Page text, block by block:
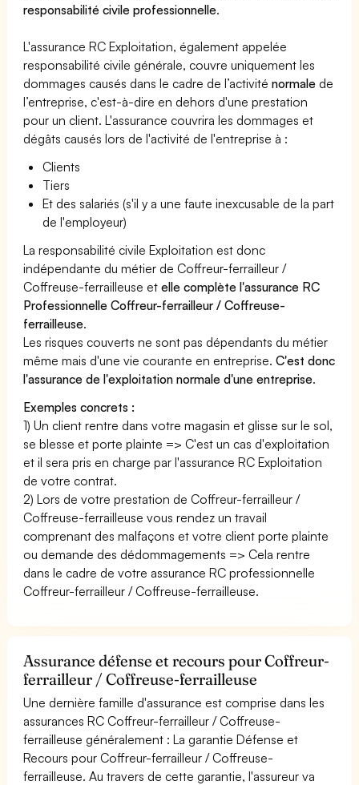
responsabilité civile professionnelle.
L'assurance RC Exploitation, également appelée
responsabilité civile générale, couvre uniquement les
dommages causés dans le cadre de l’activiténormale de
l’entreprise, c'est-à-dire en dehors d'une prestation
pour un client. L'assurance couvrira les dommages et
dégâts causés lors de l'activité de l'entreprise à :
Clients
Tiers
Et des salariés (s'il y a une faute inexcusable de la part
de l'employeur)
La responsabilité civile Exploitation est donc
indépendante du métier de Coffreur-ferrailleur /
Coffreuse-ferrailleuse etelle complète l'assurance RC
Professionnelle Coffreur-ferrailleur / Coffreuse-
ferrailleuse.
Les risques couverts ne sont pas dépendants du métier
même mais d'une vie courante en entreprise.C'est donc
l'assurance de l'exploitation normale d'une entreprise.
Exemples concrets :
1) Un client rentre dans votre magasin et glisse sur le sol,
se blesse et porte plainte => C'est un cas d'exploitation
et il sera pris en charge par l'assurance RC Exploitation
de votre contrat.
2) Lors de votre prestation de Coffreur-ferrailleur /
Coffreuse-ferrailleuse vous rendez un travail
comprenant des malfaçons et votre client porte plainte
ou demande des dédommagements => Cela rentre
dans le cadre de votre assurance RC professionnelle
Coffreur-ferrailleur / Coffreuse-ferrailleuse.
Assurance défense et recours pour Coffreur-
ferrailleur / Coffreuse-ferrailleuse
Une dernière famille d'assurance est comprise dans les
assurances RC Coffreur-ferrailleur / Coffreuse-
ferrailleuse généralement : La garantie Défense et
Recours pour Coffreur-ferrailleur / Coffreuse-
ferrailleuse. Au travers de cette garantie, l'assureur va